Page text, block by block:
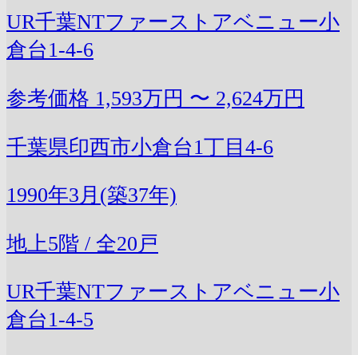
UR千葉NTファーストアベニュー小
倉台1-4-6
参考価格 1,593万円 〜 2,624万円
千葉県印西市小倉台1丁目4-6
1990年3月(築37年)
地上5階 / 全20戸
UR千葉NTファーストアベニュー小
倉台1-4-5